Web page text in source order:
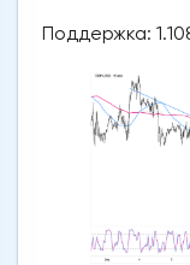
Поддержка: